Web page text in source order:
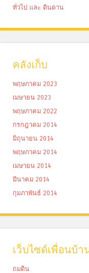
ทั่วไป และ ดินดาน
คลังเก็บ
พฤษภาคม 2023
เมษายน 2023
พฤษภาคม 2022
กรกฎาคม 2014
มิถุนายน 2014
พฤษภาคม 2014
เมษายน 2014
มีนาคม 2014
กุมภาพันธ์ 2014
เว็บไซด์เพื่อนบ้า
ถมดิน